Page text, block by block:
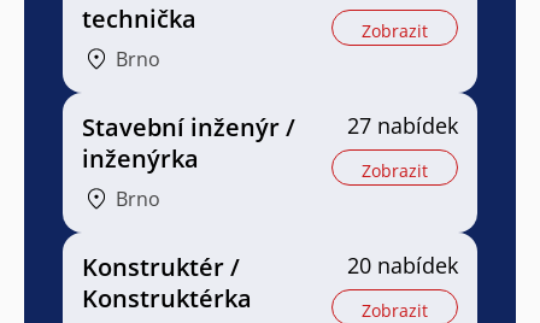
technička
Brno
Zobrazit
Stavební inženýr /
inženýrka
Brno
27 nabídek
Zobrazit
Konstruktér /
Konstruktérka
20 nabídek
Zobrazit